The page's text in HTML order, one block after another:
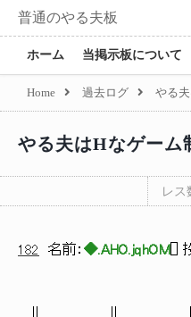
普通のやる夫板
ホーム 当掲示板について
Home 過去ログ やる
やる夫はHなゲーム
レス
182 名前： ◆.AHO.jqhOM ]